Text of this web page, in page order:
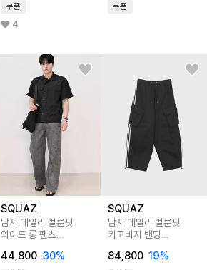
쿠폰
4
쿠폰
SQUAZ
남자 데일리 벌룬핏
와이드 롱 팬츠
44,800 30%
SQUAZ
남자 데일리 벌룬핏
카고바지 밴딩
SABMP002
84,800 19%